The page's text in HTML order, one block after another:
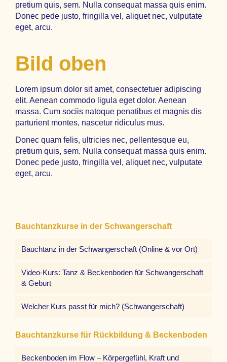
pretium quis, sem. Nulla consequat massa quis enim.
Donec pede justo, fringilla vel, aliquet nec, vulputate
eget, arcu.
Bild oben
Lorem ipsum dolor sit amet, consectetuer adipiscing
elit. Aenean commodo ligula eget dolor. Aenean
massa. Cum sociis natoque penatibus et magnis dis
parturient montes, nascetur ridiculus mus.
Donec quam felis, ultricies nec, pellentesque eu,
pretium quis, sem. Nulla consequat massa quis enim.
Donec pede justo, fringilla vel, aliquet nec, vulputate
eget, arcu.
Bauchtanzkurse in der Schwangerschaft
Bauchtanz in der Schwangerschaft (Online & vor Ort)
Video-Kurs: Tanz & Beckenboden für Schwangerschaft
& Geburt
Welcher Kurs passt für mich? (Schwangerschaft)
Bauchtanzkurse für Rückbildung & Beckenboden
Beckenboden im Flow – Körpergefühl, Kraft und